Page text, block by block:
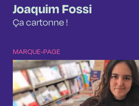
Joaquim Fossi
Ça cartonne !
MARQUE-PAGE